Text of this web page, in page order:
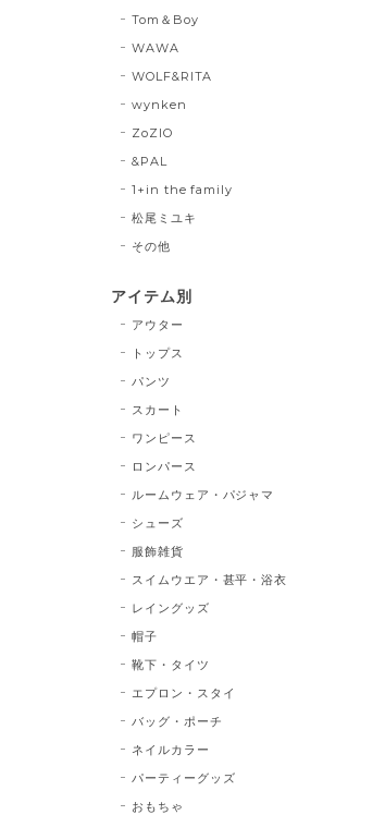
Tom＆Boy
WAWA
WOLF&RITA
wynken
ZoZIO
&PAL
1+in the family
松尾ミユキ
その他
アイテム別
アウター
トップス
パンツ
スカート
ワンピース
ロンパース
ルームウェア・パジャマ
シューズ
服飾雑貨
スイムウエア・甚平・浴衣
レイングッズ
帽子
靴下・タイツ
エプロン・スタイ
バッグ・ポーチ
ネイルカラー
パーティーグッズ
おもちゃ